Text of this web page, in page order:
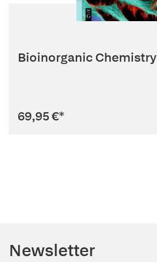
Bioinorganic Chemistry
69,95 €*
Newsletter